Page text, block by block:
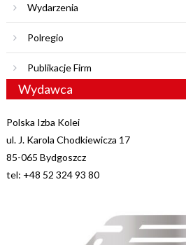
Wydarzenia
Polregio
Publikacje Firm
Wydawca
Polska Izba Kolei
ul. J. Karola Chodkiewicza 17
85-065 Bydgoszcz
tel: +48 52 324 93 80